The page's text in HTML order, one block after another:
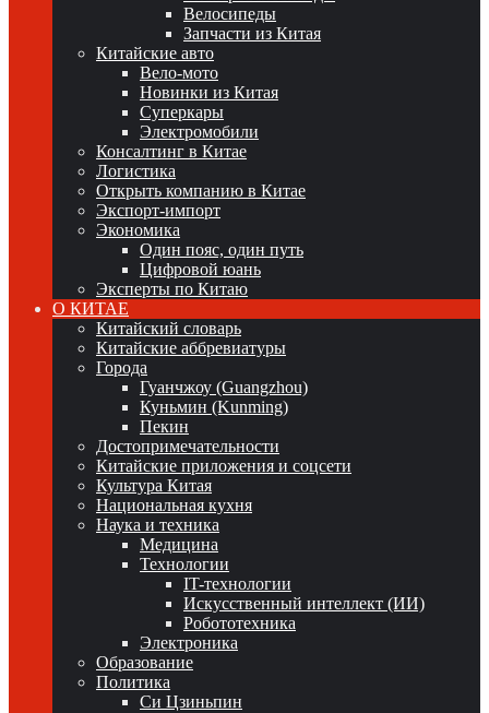
Велосипеды
Запчасти из Китая
Китайские авто
Вело-мото
Новинки из Китая
Суперкары
Электромобили
Консалтинг в Китае
Логистика
Открыть компанию в Китае
Экспорт-импорт
Экономика
Один пояс, один путь
Цифровой юань
Эксперты по Китаю
О КИТАЕ
Китайский словарь
Китайские аббревиатуры
Города
Гуанчжоу (Guangzhou)
Куньмин (Kunming)
Пекин
Достопримечательности
Китайские приложения и соцсети
Культура Китая
Национальная кухня
Наука и техника
Медицина
Технологии
IT-технологии
Искусственный интеллект (ИИ)
Робототехника
Электроника
Образование
Политика
Си Цзиньпин